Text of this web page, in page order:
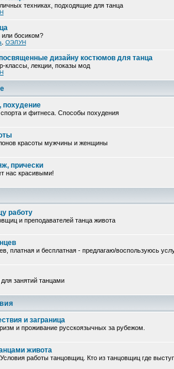
техниках, подходящие для танца
босиком?
ОЭЛУН
дизайну костюмов для танца
классы, лекции, показы мод
похудение
и фитнеса. Способы похудения
красоты мужчины и женщины
прически
нас красивыми!
работу
и преподавателей танца живота
платная и бесплатная - предлагаю/воспользуюсь
занятий танцами
и заграница
и проживание русскоязычных за рубежом.
живота
работы танцовщиц. Кто из танцовщиц где